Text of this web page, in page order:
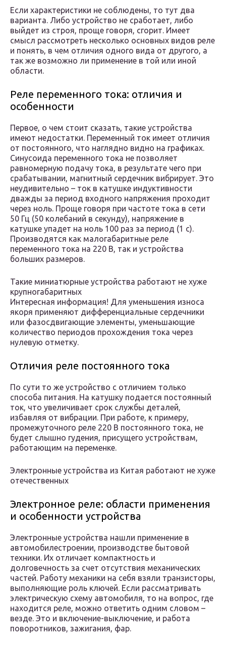
Если характеристики не соблюдены, то тут два
варианта. Либо устройство не сработает, либо
выйдет из строя, проще говоря, сгорит. Имеет
смысл рассмотреть несколько основных видов реле
и понять, в чем отличия одного вида от другого, а
так же возможно ли применение в той или иной
области.
Реле переменного тока: отличия и
особенности
Первое, о чем стоит сказать, такие устройства
имеют недостатки. Переменный ток имеет отличия
от постоянного, что наглядно видно на графиках.
Синусоида переменного тока не позволяет
равномерную подачу тока, в результате чего при
срабатывании, магнитный сердечник вибрирует. Это
неудивительно – ток в катушке индуктивности
дважды за период входного напряжения проходит
через ноль. Проще говоря при частоте тока в сети
50 Гц (50 колебаний в секунду), напряжение в
катушке упадет на ноль 100 раз за период (1 с).
Производятся как малогабаритные реле
переменного тока на 220 В, так и устройства
больших размеров.
Такие миниатюрные устройства работают не хуже
крупногабаритных
Интересная информация! Для уменьшения износа
якоря применяют дифференциальные сердечники
или фазосдвигающие элементы, уменьшающие
количество периодов прохождения тока через
нулевую отметку.
Отличия реле постоянного тока
По сути то же устройство с отличием только
способа питания. На катушку подается постоянный
ток, что увеличивает срок службы деталей,
избавляя от вибрации. При работе, к примеру,
промежуточного реле 220 В постоянного тока, не
будет слышно гудения, присущего устройствам,
работающим на переменке.
Электронные устройства из Китая работают не хуже
отечественных
Электронное реле: области применения
и особенности устройства
Электронные устройства нашли применение в
автомобилестроении, производстве бытовой
техники. Их отличает компактность и
долговечность за счет отсутствия механических
частей. Работу механики на себя взяли транзисторы,
выполняющие роль ключей. Если рассматривать
электрическую схему автомобиля, то на вопрос, где
находится реле, можно ответить одним словом –
везде. Это и включение-выключение, и работа
поворотников, зажигания, фар.